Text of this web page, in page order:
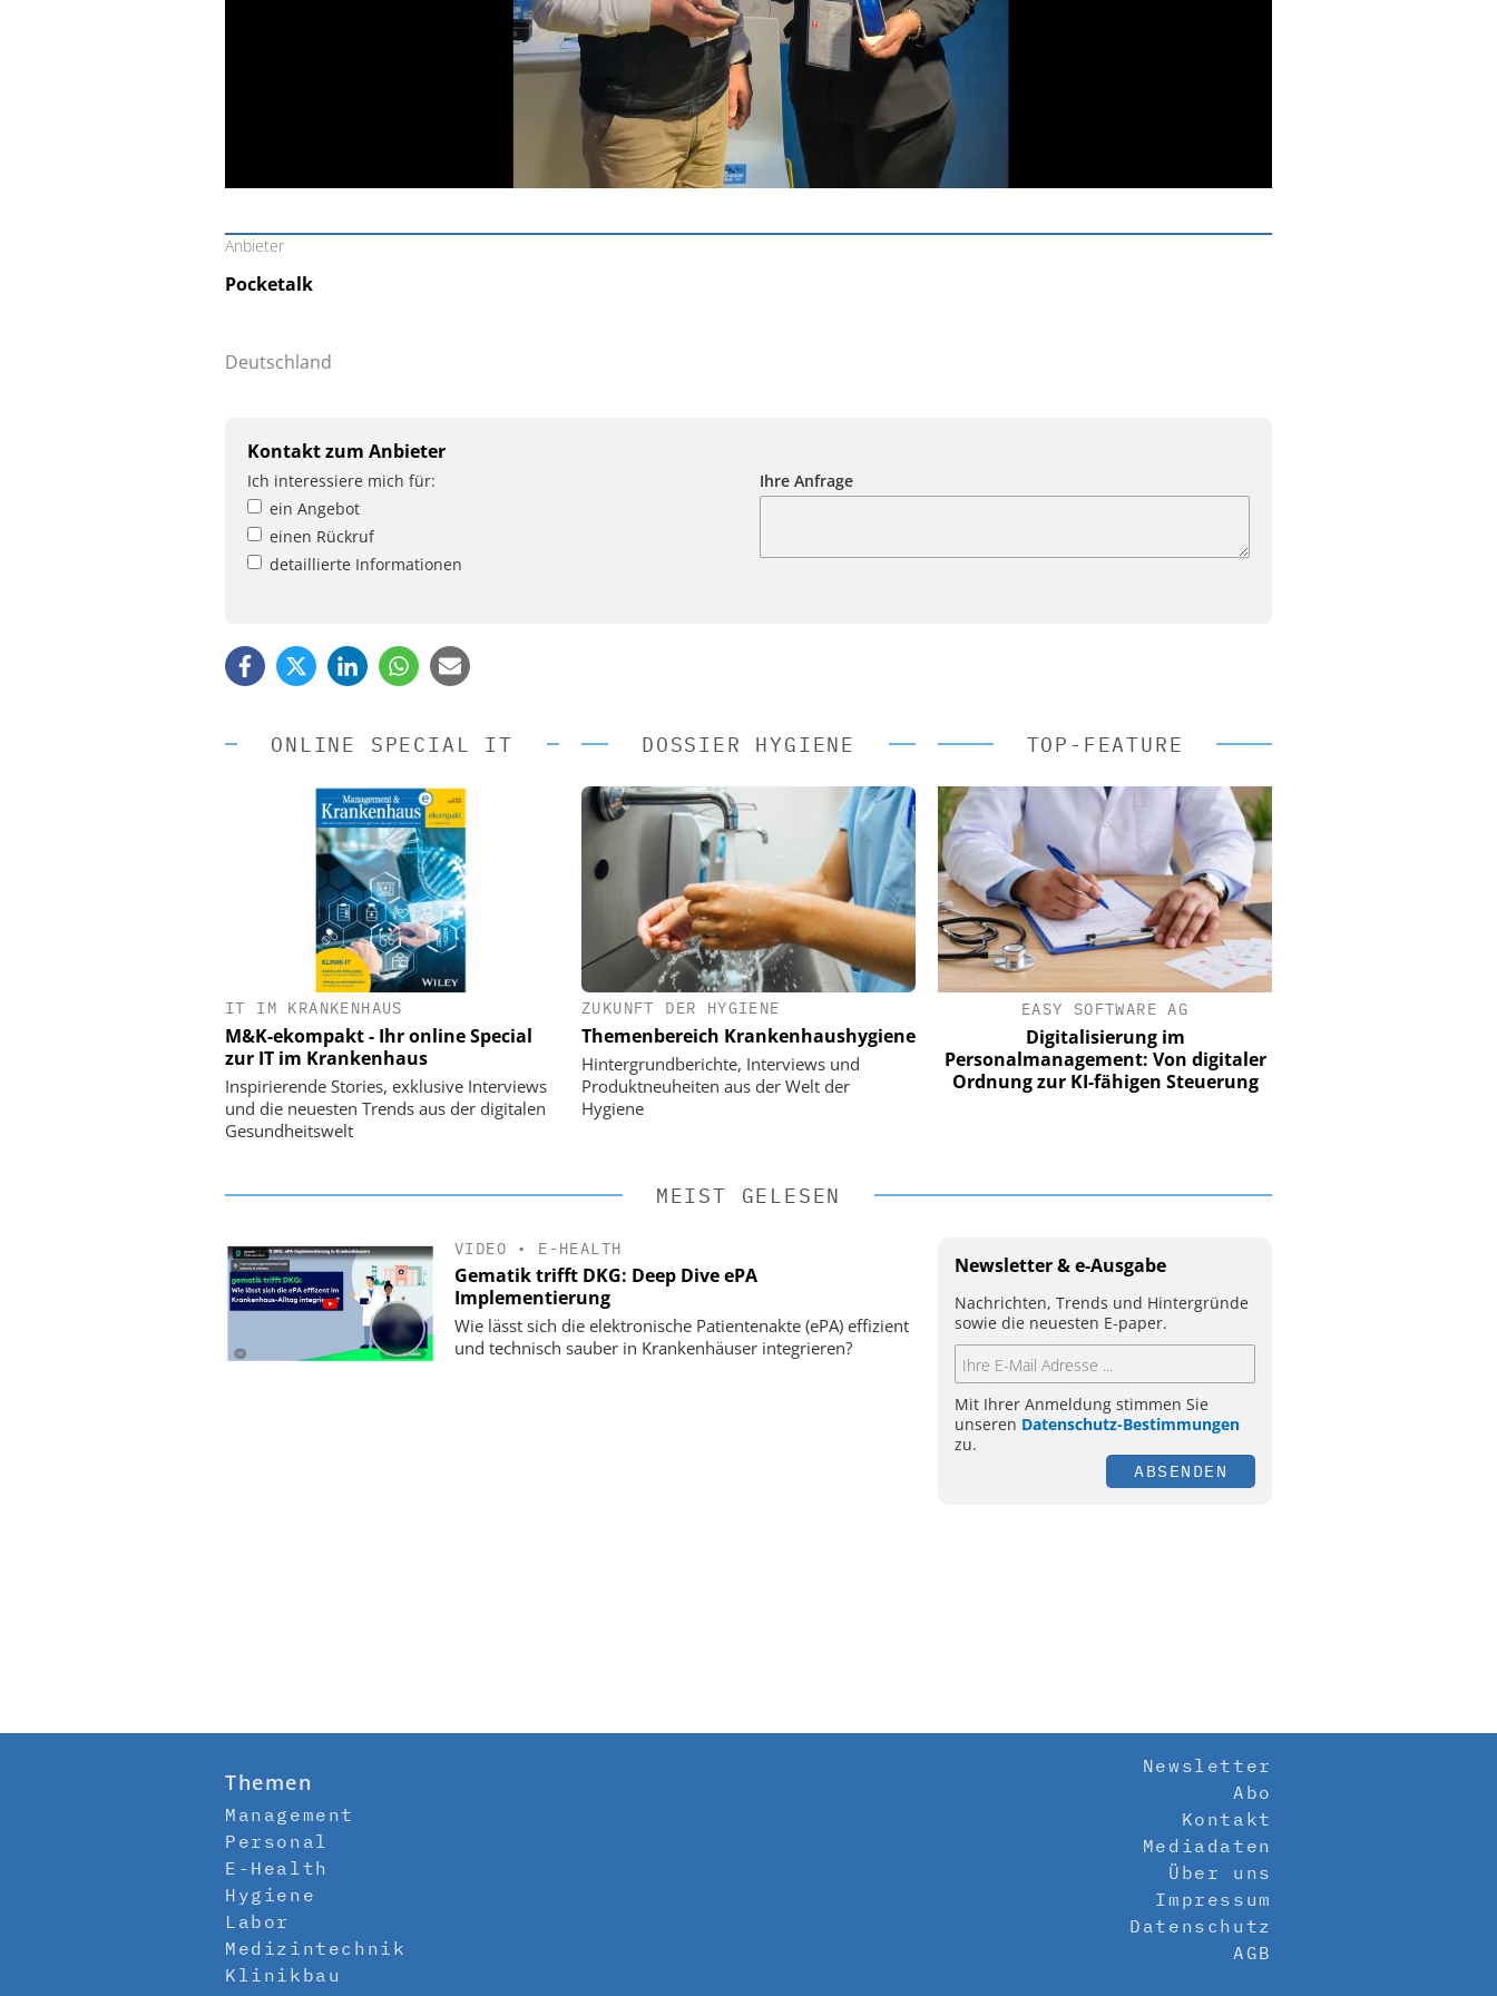
Anbieter
Pocketalk
Deutschland
Kontakt zum Anbieter
Ich interessiere mich für:
ein Angebot
einen Rückruf
detaillierte Informationen
Ihre Anfrage
ONLINE SPECIAL IT
IT IM KRANKENHAUS
M&K-ekompakt - Ihr online Special
zur IT im Krankenhaus
Inspirierende Stories, exklusive Interviews
und die neuesten Trends aus der digitalen
Gesundheitswelt
DOSSIER HYGIENE
ZUKUNFT DER HYGIENE
Themenbereich Krankenhaushygiene
Hintergrundberichte, Interviews und
Produktneuheiten aus der Welt der
Hygiene
TOP-FEATURE
EASY SOFTWARE AG
Digitalisierung im
Personalmanagement: Von digitaler
Ordnung zur KI-fähigen Steuerung
EASY SOFTWARE AG
Digitalisierung im
Personalmanagement: Von digitaler
Ordnung zur KI-fähigen Steuerung
EASY SOFTWARE AG
Digitalisierung im
Personalmanagement: Von digitaler
Ordnung zur KI-fähigen Steuerung
MEIST GELESEN
VIDEO • E-HEALTH
Gematik trifft DKG: Deep Dive ePA
Implementierung
Wie lässt sich die elektronische Patientenakte (ePA) effizient
und technisch sauber in Krankenhäuser integrieren?
Newsletter & e-Ausgabe
Nachrichten, Trends und Hintergründe
sowie die neuesten E-paper.
Mit Ihrer Anmeldung stimmen Sie
unseren Datenschutz-Bestimmungen
zu.
ABSENDEN
Themen
Management
Personal
E-Health
Hygiene
Labor
Medizintechnik
Klinikbau
Newsletter
Abo
Kontakt
Mediadaten
Über uns
Impressum
Datenschutz
AGB